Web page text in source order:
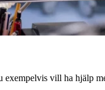
exempelvis vill ha hjälp